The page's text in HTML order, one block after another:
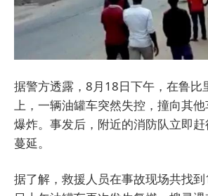
据警方透露，8月18日下午，在鲁比
上，一辆油罐车突然失控，撞向其他
爆炸。事发后，附近的消防队立即
蔓延。
据了解，救援人员在事故现场共找